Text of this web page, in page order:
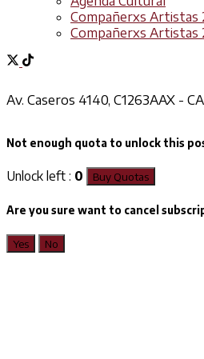
Compañerxs Artistas
Compañerxs Artistas
Av. Caseros 4140, C1263AAX -
Not enough quota to unlock this
Unlock left : 0 Buy Quotas
Are you sure want to cancel
Yes No